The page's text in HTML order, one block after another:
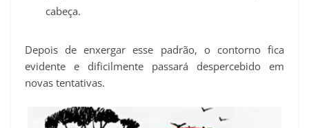
cabeça.
Depois de enxergar esse padrão, o contorno fica
evidente e dificilmente passará despercebido em
novas tentativas.